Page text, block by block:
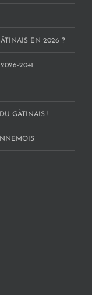
EN 2026 ?
2041
GÂTINAIS !